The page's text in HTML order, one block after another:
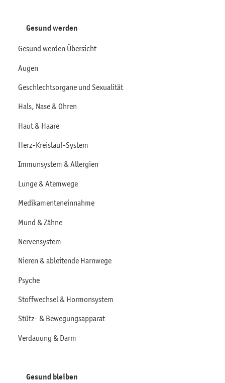
Gesund werden
Gesund werden Übersicht
Augen
Geschlechtsorgane und Sexualität
Hals, Nase & Ohren
Haut & Haare
Herz-Kreislauf-System
Immunsystem & Allergien
Lunge & Atemwege
Medikamenteneinnahme
Mund & Zähne
Nervensystem
Nieren & ableitende Harnwege
Psyche
Stoffwechsel & Hormonsystem
Stütz- & Bewegungsapparat
Verdauung & Darm
Gesund bleiben